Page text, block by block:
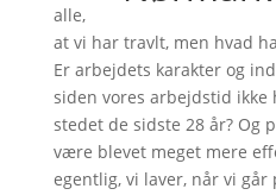
alle,
at vi har travlt, men hvad
Er arbejdets karakter og
siden vores arbejdstid ikke
stedet de sidste 28 år? Og
være blevet meget mere
egentlig, vi laver, når vi